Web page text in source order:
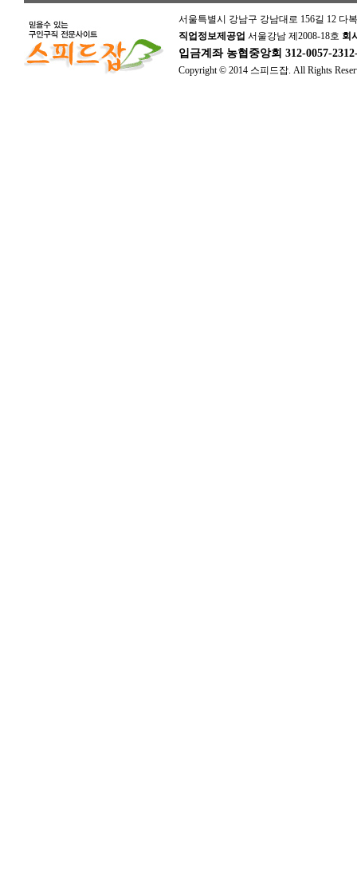
서울특별시 강남구 강남대로 156길 12 다
직업정보제공업 서울강남 제2008-18호 회
입금계좌 농협중앙회 312-0057-
Copyright © 2014 스피드잡. All Rights